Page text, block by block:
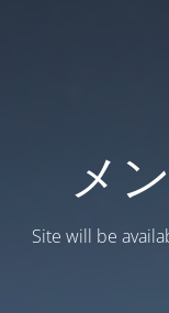
メ
Site will be